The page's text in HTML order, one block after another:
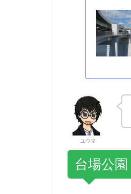
ユウマ
台場公園